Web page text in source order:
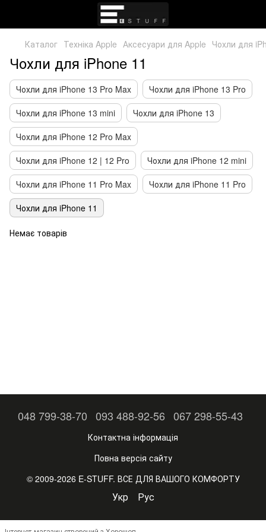
Каталог Техніка Apple Аксесуари для Apple Чохли для
Чохли для iPhone 11
Чохли для iPhone 13 Pro Max
Чохли для iPhone 13 Pro
Чохли для iPhone 13 mini
Чохли для iPhone 13
Чохли для iPhone 12 Pro Max
Чохли для iPhone 12 | 12 Pro
Чохли для iPhone 12 mini
Чохли для iPhone 11 Pro Max
Чохли для iPhone 11 Pro
Чохли для iPhone 11
Немає товарів
048 799-38-70 093 488-92-56 067 298-55-43
Контактна інформація
Повна версія сайту
© 2009-2026 E-STUFF. ВСЕ ДЛЯ ВАШОГО КОМФОРТУ
Укр Рус